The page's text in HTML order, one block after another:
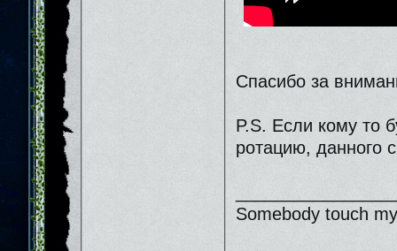
Спасибо за
P.S. Если кому то
ротацию, данного
Somebody touch